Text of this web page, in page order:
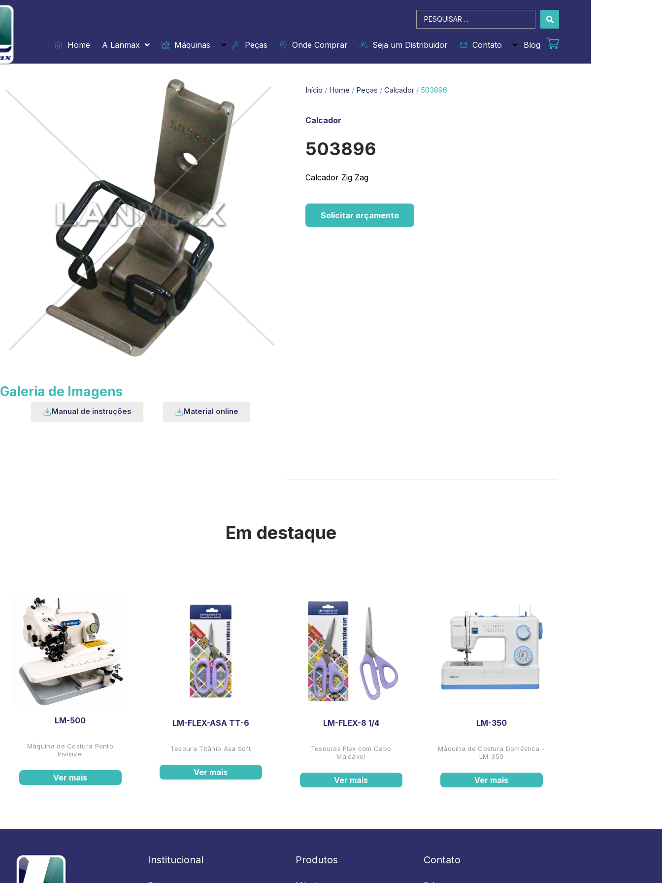
Ir
para
o
conteúdo
Pesquisar
...
Home
A Lanmax Máquinas Peças Onde Comprar Seja um Distribuidor Contato Blog
Galeria de Imagens
Manual de instruções Material online
Início / Home / Peças / Calcador / 503896
Calcador
503896
Calcador Zig Zag
Solicitar orçamento
Em destaque
LM-500
Máquina de Costura Ponto
Invisível
Ver mais
LM-FLEX-ASA TT-6
Tesoura Titânio Asa Soft
Ver mais
LM-FLEX-8 1/4
Tesouras Flex com Cabo
Maleável
Ver mais
LM-350
Máquina de Costura Doméstica -
LM-350
Ver mais
Institucional Produtos Contato